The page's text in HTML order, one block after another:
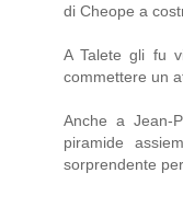
di Cheope a
A Talete gli fu
commettere un
Anche a Jean-
piramide
sorprendente